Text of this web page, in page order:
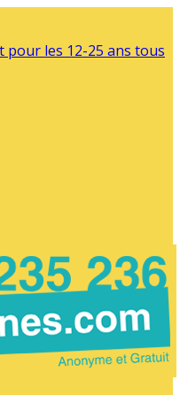
pour les 12-25 ans tous